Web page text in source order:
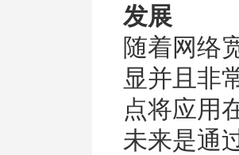
发展
随着网络
显并且非
点将应用
未来是通